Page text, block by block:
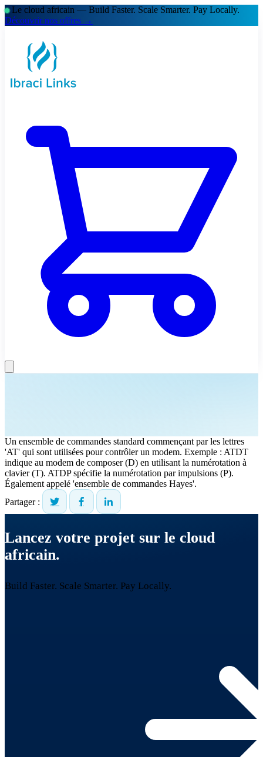
Le cloud africain — Build Faster. Scale Smarter. Pay Locally.
Découvrir nos offres →
Un ensemble de commandes standard commençant par les lettres
'AT' qui sont utilisées pour contrôler un modem. Exemple : ATDT
indique au modem de composer (D) en utilisant la numérotation à
clavier (T). ATDP spécifie la numérotation par impulsions (P).
Également appelé 'ensemble de commandes Hayes'.
Partager :
Lancez votre projet sur le cloud
africain.
Build Faster. Scale Smarter. Pay Locally.